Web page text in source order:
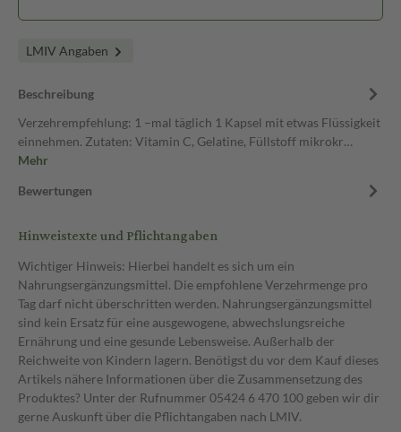
LMIV Angaben
Beschreibung
Verzehrempfehlung: 1 –mal täglich 1 Kapsel mit etwas Flüssigkeit
einnehmen. Zutaten: Vitamin C, Gelatine, Füllstoff mikrokr…
Mehr
Bewertungen
Hinweistexte und Pflichtangaben
Wichtiger Hinweis: Hierbei handelt es sich um ein
Nahrungsergänzungsmittel. Die empfohlene Verzehrmenge pro
Tag darf nicht überschritten werden. Nahrungsergänzungsmittel
sind kein Ersatz für eine ausgewogene, abwechslungsreiche
Ernährung und eine gesunde Lebensweise. Außerhalb der
Reichweite von Kindern lagern. Benötigst du vor dem Kauf dieses
Artikels nähere Informationen über die Zusammensetzung des
Produktes? Unter der Rufnummer 05424 6 470 100 geben wir dir
gerne Auskunft über die Pflichtangaben nach LMIV.